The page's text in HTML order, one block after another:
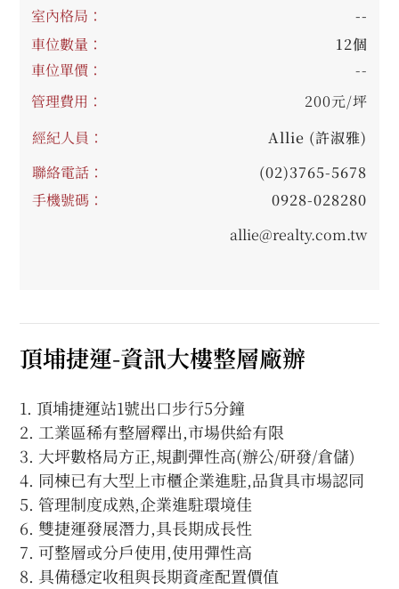
室內格局：
--
車位數量：
12個
車位單價：
--
管理費用：
200元/坪
經紀人員：
Allie (許淑雅)
聯絡電話：
(02)3765-5678
手機號碼：
0928-028280
allie@realty.com.tw
頂埔捷運-資訊大樓整層廠辦
1. 頂埔捷運站1號出口步行5分鐘
2. 工業區稀有整層釋出,市場供給有限
3. 大坪數格局方正,規劃彈性高(辦公/研發/倉儲)
4. 同棟已有大型上市櫃企業進駐,品貨具市場認同
5. 管理制度成熟,企業進駐環境佳
6. 雙捷運發展潛力,具長期成長性
7. 可整層或分戶使用,使用彈性高
8. 具備穩定收租與長期資產配置價值